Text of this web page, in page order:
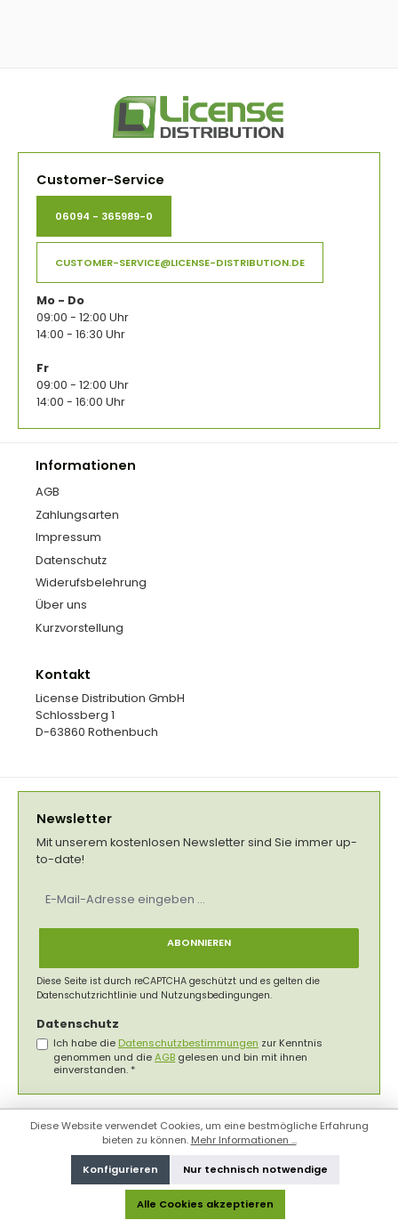
Customer-Service
06094 - 365989-0
CUSTOMER-SERVICE@LICENSE-DISTRIBUTION.DE
Mo - Do
09:00 - 12:00 Uhr
14:00 - 16:30 Uhr
Fr
09:00 - 12:00 Uhr
14:00 - 16:00 Uhr
Informationen
AGB
Zahlungsarten
Impressum
Datenschutz
Widerufsbelehrung
Über uns
Kurzvorstellung
Kontakt
License Distribution GmbH
Schlossberg 1
D-63860 Rothenbuch
Newsletter
Mit unserem kostenlosen Newsletter sind Sie immer up-
to-date!
Mail-
ABONNIEREN
Diese Seite ist durch reCAPTCHA geschützt und es gelten die
Datenschutzrichtlinie und Nutzungsbedingungen.
Datenschutz
Ich habe die Datenschutzbestimmungen zur Kenntnis
genommen und dieAGB gelesen und bin mit ihnen
einverstanden. *
Diese Website verwendet Cookies, um eine bestmögliche Erfahrung
bieten zu können. Mehr Informationen ...
Nur technisch notwendige
Konfigurieren
Alle Cookies akzeptieren